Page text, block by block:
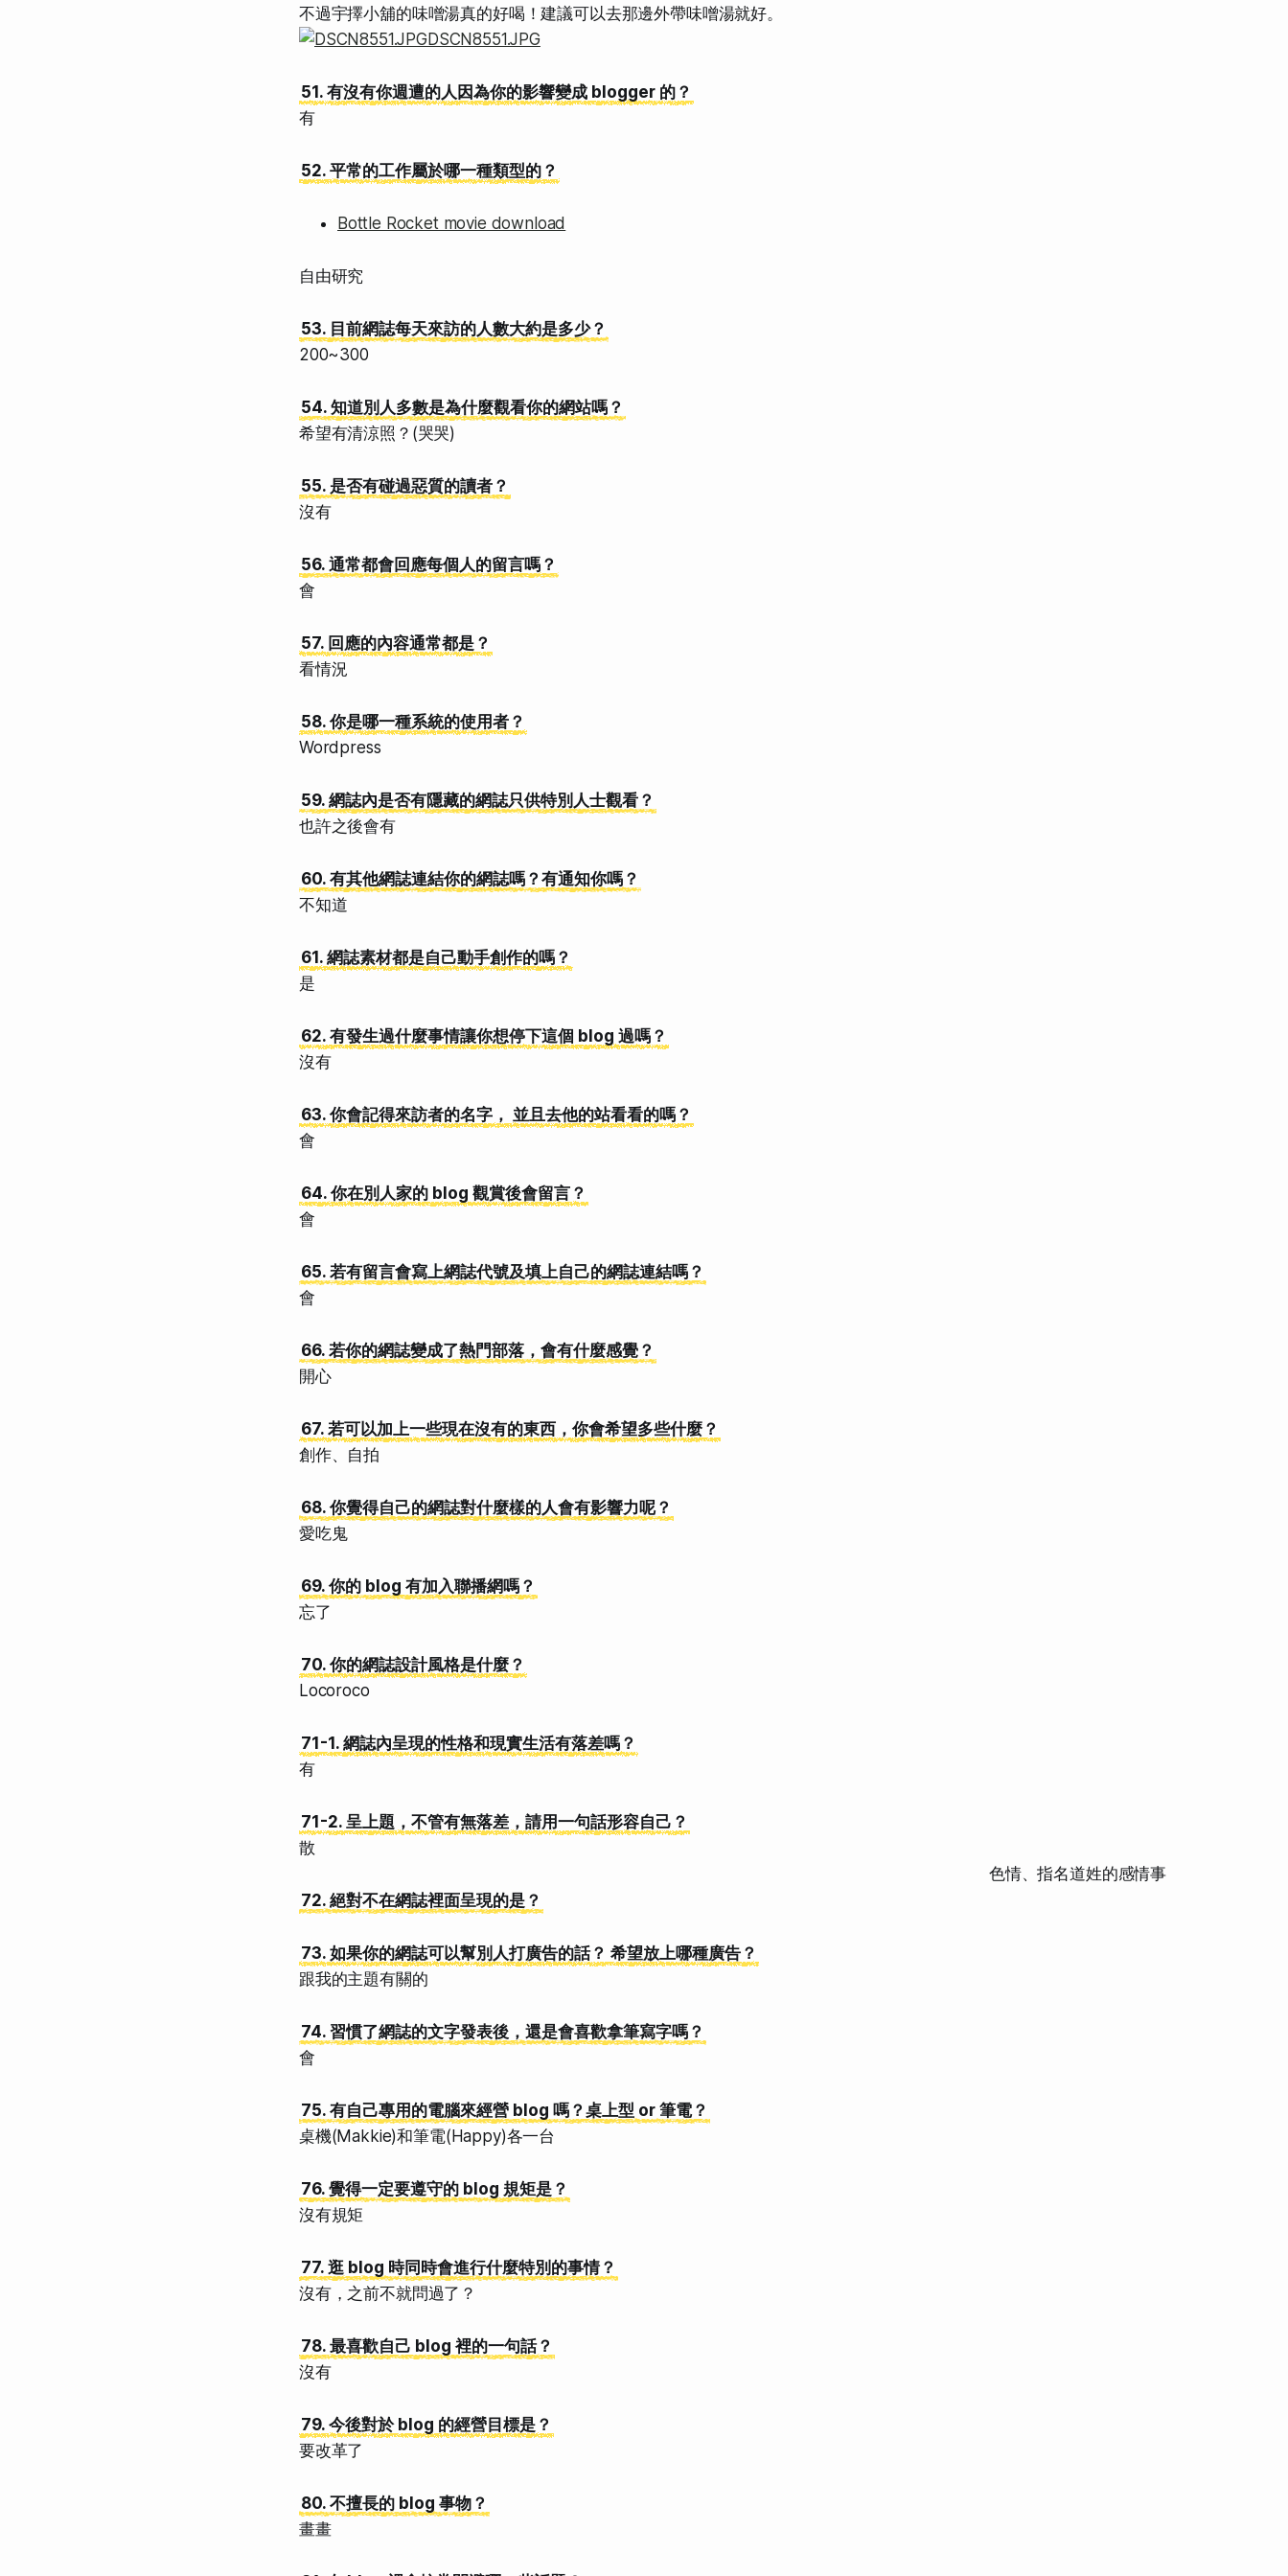
不過宇擇小舖的味噌湯真的好喝！建議可以去那邊外帶味噌湯就好。
51. 有沒有你週遭的人因為你的影響變成 blogger 的？
有
52. 平常的工作屬於哪一種類型的？
Bottle Rocket movie download
自由研究
53. 目前網誌每天來訪的人數大約是多少？
200~300
54. 知道別人多數是為什麼觀看你的網站嗎？
希望有清涼照？(哭哭)
55. 是否有碰過惡質的讀者？
沒有
56. 通常都會回應每個人的留言嗎？
會
57. 回應的內容通常都是？
看情況
58. 你是哪一種系統的使用者？
Wordpress
59. 網誌內是否有隱藏的網誌只供特別人士觀看？
也許之後會有
60. 有其他網誌連結你的網誌嗎？有通知你嗎？
不知道
61. 網誌素材都是自己動手創作的嗎？
是
62. 有發生過什麼事情讓你想停下這個 blog 過嗎？
沒有
63. 你會記得來訪者的名字， 並且去他的站看看的嗎？
會
64. 你在別人家的 blog 觀賞後會留言？
會
65. 若有留言會寫上網誌代號及填上自己的網誌連結嗎？
會
66. 若你的網誌變成了熱門部落，會有什麼感覺？
開心
67. 若可以加上一些現在沒有的東西，你會希望多些什麼？
創作、自拍
68. 你覺得自己的網誌對什麼樣的人會有影響力呢？
愛吃鬼
69. 你的 blog 有加入聯播網嗎？
忘了
70. 你的網誌設計風格是什麼？
Locoroco
71-1. 網誌內呈現的性格和現實生活有落差嗎？
有
71-2. 呈上題，不管有無落差，請用一句話形容自己？
散
72. 絕對不在網誌裡面呈現的是？
色情、指名道姓的感情事
73. 如果你的網誌可以幫別人打廣告的話？ 希望放上哪種廣告？
跟我的主題有關的
74. 習慣了網誌的文字發表後，還是會喜歡拿筆寫字嗎？
會
75. 有自己專用的電腦來經營 blog 嗎？桌上型 or 筆電？
桌機(Makkie)和筆電(Happy)各一台
76. 覺得一定要遵守的 blog 規矩是？
沒有規矩
77. 逛 blog 時同時會進行什麼特別的事情？
沒有，之前不就問過了？
78. 最喜歡自己 blog 裡的一句話？
沒有
79. 今後對於 blog 的經營目標是？
要改革了
80. 不擅長的 blog 事物？
畫畫